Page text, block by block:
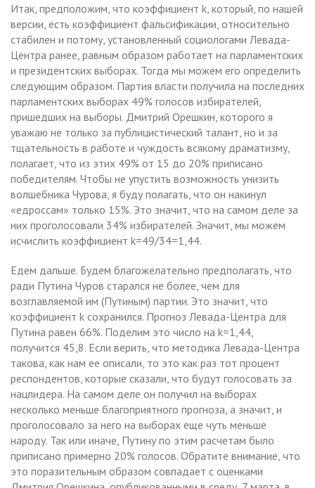
Итак, предположим, что коэффициент k, который, по нашей
версии, есть коэффициент фальсификации, относительно
стабилен и потому, установленный социологами Левада-
Центра ранее, равным образом работает на парламентских
и президентских выборах. Тогда мы можем его определить
следующим образом. Партия власти получила на последних
парламентских выборах 49% голосов избирателей,
пришедших на выборы. Дмитрий Орешкин, которого я
уважаю не только за публицистический талант, но и за
тщательность в работе и чуждость всякому драматизму,
полагает, что из этих 49% от 15 до 20% приписано
победителям. Чтобы не упустить возможность унизить
волшебника Чурова, я буду полагать, что он накинул
«едроссам» только 15%. Это значит, что на самом деле за
них проголосовали 34% избирателей. Значит, мы можем
исчислить коэффициент k=49/34=1,44.
Едем дальше. Будем благожелательно предполагать, что
ради Путина Чуров старался не более, чем для
возглавляемой им (Путиным) партии. Это значит, что
коэффициент k сохранился. Прогноз Левада-Центра для
Путина равен 66%. Поделим это число на k=1,44,
получится 45,8. Если верить, что методика Левада-Центра
такова, как нам ее описали, то это как раз тот процент
респондентов, которые сказали, что будут голосовать за
нацлидера. На самом деле он получил на выборах
несколько меньше благоприятного прогноза, а значит, и
проголосовало за него на выборах еще чуть меньше
народу. Так или иначе, Путину по этим расчетам было
приписано примерно 20% голосов. Обратите внимание, что
это поразительным образом совпадает с оценками